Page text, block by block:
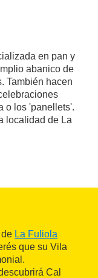
en pan y
abanico de
También hacen
o los 'panellets'.
localidad de La
La Fuliola
que su Vila
Cal